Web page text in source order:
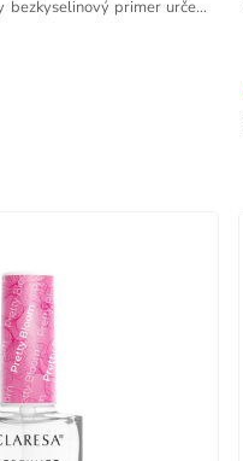
bezkyselinový primer určený